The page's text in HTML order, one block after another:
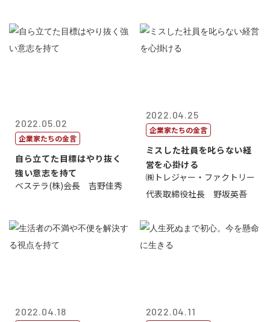
2022.05.02
企業家たちの金言
自ら立てた目標はやり抜く
強い意志を持て
ベステラ(株)会長 吉野佳秀
2022.04.25
企業家たちの金言
ミスした社員を叱らない経
営を心掛ける
㈱トレジャー・ファクトリー
代表取締役社長 野坂英吾
2022.04.18 2022.04.11